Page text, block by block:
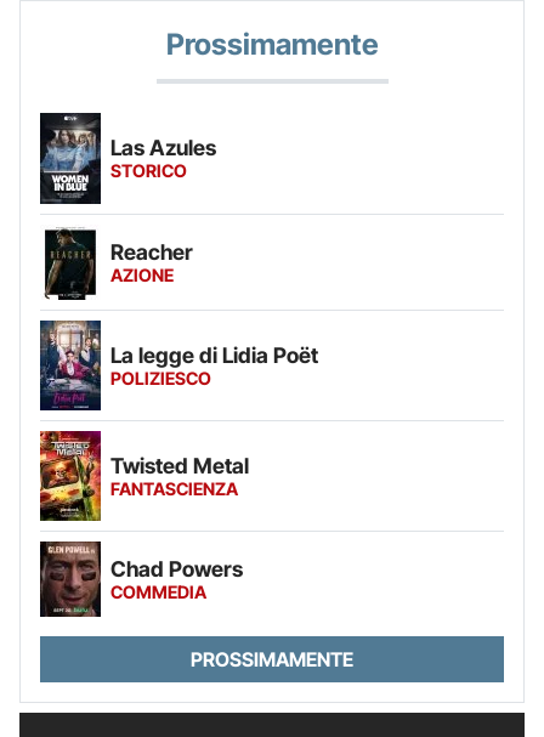
Prossimamente
Las Azules
STORICO
Reacher
AZIONE
La legge di Lidia Poët
POLIZIESCO
Twisted Metal
FANTASCIENZA
Chad Powers
COMMEDIA
PROSSIMAMENTE